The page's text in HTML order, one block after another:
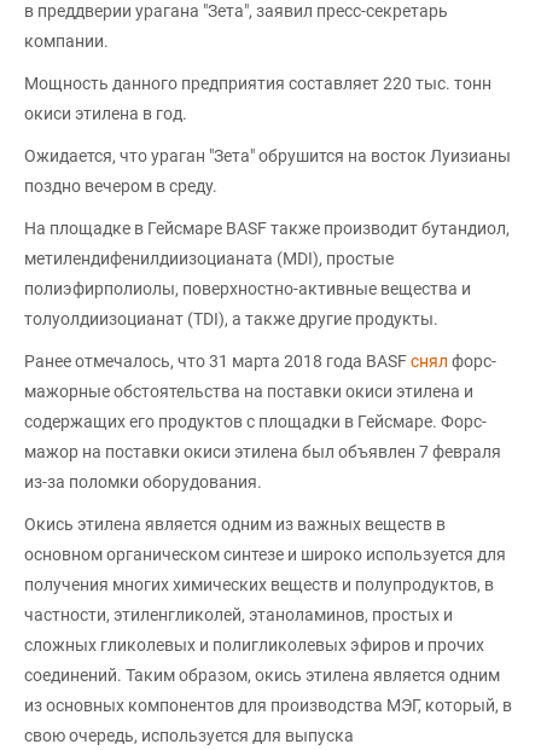
в преддверии урагана "Зета", заявил пресс-секретарь
компании.
Мощность данного предприятия составляет 220 тыс. тонн
окиси этилена в год.
Ожидается, что ураган "Зета" обрушится на восток Луизианы
поздно вечером в среду.
На площадке в Гейсмаре BASF также производит бутандиол,
метилендифенилдиизоцианата (MDI), простые
полиэфирполиолы, поверхностно-активные вещества и
толуолдиизоцианат (TDI), а также другие продукты.
Ранее отмечалось, что 31 марта 2018 года BASFснял форс-
мажорные обстоятельства на поставки окиси этилена и
содержащих его продуктов с площадки в Гейсмаре. Форс-
мажор на поставки окиси этилена был объявлен 7 февраля
из-за поломки оборудования.
Окись этилена является одним из важных веществ в
основном органическом синтезе и широко используется для
получения многих химических веществ и полупродуктов, в
частности, этиленгликолей, этаноламинов, простых и
сложных гликолевых и полигликолевых эфиров и прочих
соединений. Таким образом, окись этилена является одним
из основных компонентов для производства МЭГ, который, в
свою очередь, используется для выпуска